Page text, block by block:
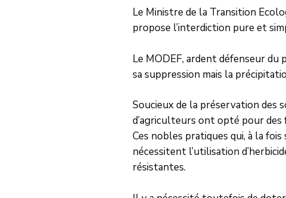
Le Ministre de la Transition
propose l’interdiction pure et
Le MODEF, ardent défenseur du
sa suppression mais la
Soucieux de la préservation des
d’agriculteurs ont opté pour
Ces nobles pratiques qui, à la
nécessitent l’utilisation
résistantes.